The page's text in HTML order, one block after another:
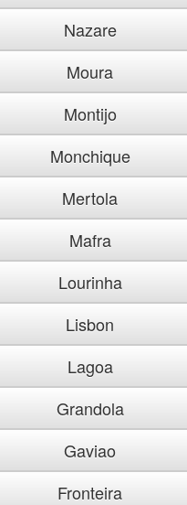
Nazare
Moura
Montijo
Monchique
Mertola
Mafra
Lourinha
Lisbon
Lagoa
Grandola
Gaviao
Fronteira